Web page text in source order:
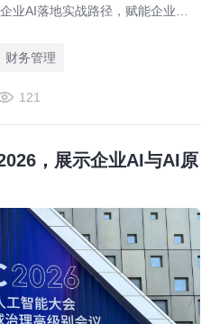
业AI落地实战路径，赋能企业智
财务管理
121
，展示企业AI与AI原